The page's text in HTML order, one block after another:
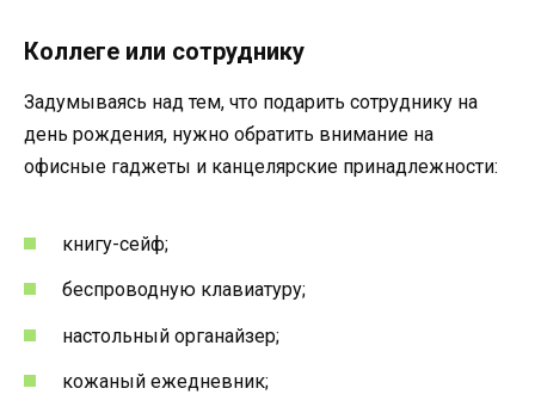
Коллеге или сотруднику
Задумываясь над тем, что подарить сотруднику на
день рождения, нужно обратить внимание на
офисные гаджеты и канцелярские принадлежности:
книгу-сейф;
беспроводную клавиатуру;
настольный органайзер;
кожаный ежедневник;